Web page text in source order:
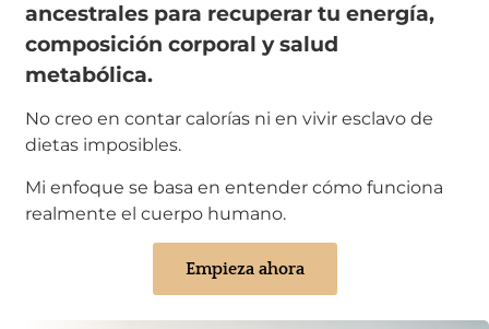
ancestrales para recuperar tu energía,
composición corporal y salud
metabólica.
No creo en contar calorías ni en vivir esclavo de
dietas imposibles.
Mi enfoque se basa en entender cómo funciona
realmente el cuerpo humano.
Empieza ahora